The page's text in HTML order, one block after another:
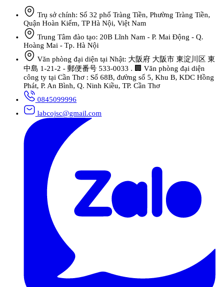
Trụ sở chính: Số 32 phố Tràng Tiền, Phường Tràng Tiền,
Quận Hoàn Kiếm, TP Hà Nội, Việt Nam
Trung Tâm đào tạo: 20B Lĩnh Nam - P. Mai Động - Q.
Hoàng Mai - Tp. Hà Nội
Văn phòng đại diện tại Nhật: 大阪府 大阪市 東淀川区 東
中島 1-21-2 - 郵便番号 533-0033 . 🏢 Văn phòng đại diện
công ty tại Cần Thơ : Số 68B, đường số 5, Khu B, KDC Hồng
Phát, P. An Bình, Q. Ninh Kiều, TP. Cần Thơ
0845099996
labcojsc@gmail.com